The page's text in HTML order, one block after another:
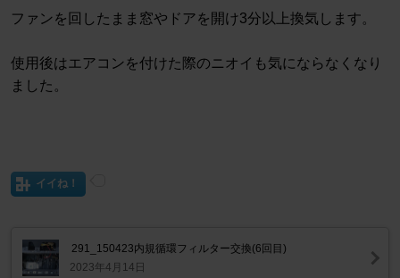
ファンを回したまま窓やドアを開け3分以上換気します。
使用後はエアコンを付けた際のニオイも気にならなくなり
ました。
イイね！
291_150423内規循環フィルター交換(6回目)
2023年4月14日